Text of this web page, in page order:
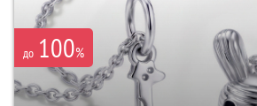
до 100%